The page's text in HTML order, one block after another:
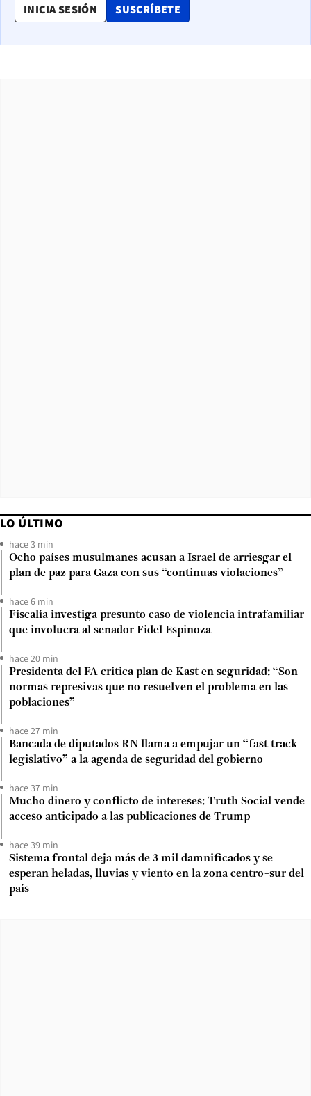
INICIA SESIÓN SUSCRÍBETE
OPENS IN NEW WINDOW
LO ÚLTIMO
hace 3 min
Ocho países musulmanes acusan a Israel de arriesgar el
plan de paz para Gaza con sus “continuas violaciones”
hace 6 min
Fiscalía investiga presunto caso de violencia intrafamiliar
que involucra al senador Fidel Espinoza
hace 20 min
Presidenta del FA critica plan de Kast en seguridad: “Son
normas represivas que no resuelven el problema en las
poblaciones”
hace 27 min
Bancada de diputados RN llama a empujar un “fast track
legislativo” a la agenda de seguridad del gobierno
hace 37 min
Mucho dinero y conflicto de intereses: Truth Social vende
acceso anticipado a las publicaciones de Trump
hace 39 min
Sistema frontal deja más de 3 mil damnificados y se
esperan heladas, lluvias y viento en la zona centro-sur del
país